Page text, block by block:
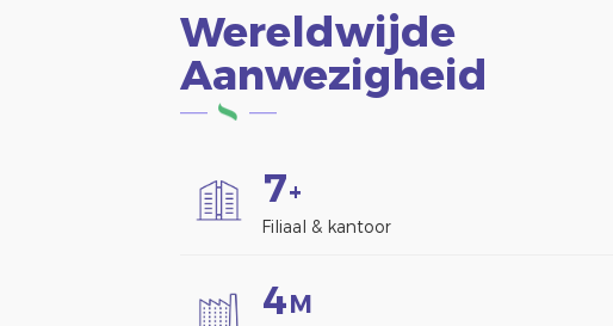
Wereldwijde
Aanwezigheid
7+
Filiaal & kantoor
4M